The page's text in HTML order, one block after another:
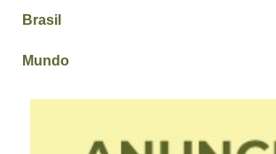
Brasil
Mundo